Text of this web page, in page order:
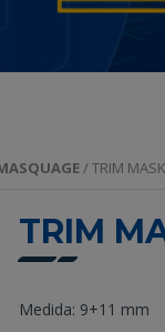
/ TRIM
TRIM
Medida: 9+11 mm